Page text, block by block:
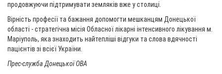
продовжуючи підтримувати земляків вже у столиці.
Вірність професії та бажання допомогти мешканцям Донецької
області - стратегічна місія Обласної лікарні інтенсивного лікування м.
Маріуполь, яка знаходить найтепліші відгуки та слова вдячності
пацієнтів зі всієї України.
Прес-служба Донецької ОВА